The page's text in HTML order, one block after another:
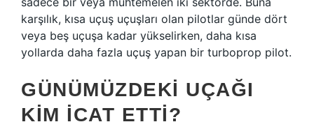
karşılık, kısa uçuş uçuşları olan pilotlar günde dört
veya beş uçuşa kadar yükselirken, daha kısa
yollarda daha fazla uçuş yapan bir turboprop pilot.
GÜNÜMÜZDEKI UÇAĞI
KIM ICAT ETTI?